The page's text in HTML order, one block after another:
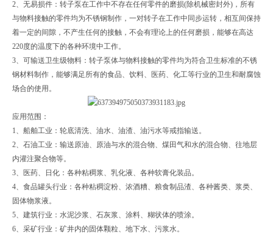
2、无易损件：转子泵在工作中不存在任何零件的磨损(除机械密封外)，所有
与物料接触的零件均为不锈钢制作，一对转子在工作中同步运转，相互间保持
着一定的间隙，不产生任何的接触，不会有理论上的任何磨损，能够在高达
220度的温度下的各种环境中工作。
3、可输送卫生级物料：转子泵体与物料接触的零件均为符合卫生标准的不锈
钢材料制作，能够满足所有的食品、饮料、医药、化工等行业的卫生和耐腐蚀
场合的使用。
应用范围：
1、船舶工业：轮底清洗、油水、油渣、油污水等戒指输送。
2、石油工业：输送原油、原油与水的混合物、煤田气和水的混合物、往地层
内灌注聚合物等。
3、医药、日化：各种粘稠浆、乳化液、各种软膏化装品。
4、食品罐头行业：各种粘稠淀粉、浓酒糟、粮食制品渣、各种酱类、浆类、
固体物浆液。
5、建筑行业：水泥沙浆、石灰浆、涂料、糊状体的喷涂。
6、采矿行业：矿井内的固体颗粒、地下水、污浆水。